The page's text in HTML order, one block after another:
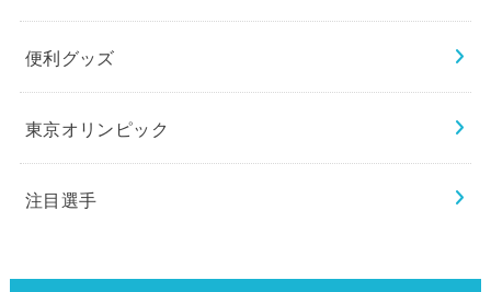
便利グッズ
東京オリンピック
注目選手